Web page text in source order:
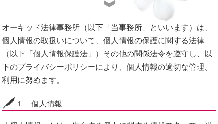
オーキッド法律事務所（以下「当事務所」といいます）は、
個人情報の取扱いについて、個人情報の保護に関する法律
（以下「個人情報保護法」）その他の関係法令を遵守し、以
下のプライバシーポリシーにより、個人情報の適切な管理、
利用に努めます。
１．個人情報